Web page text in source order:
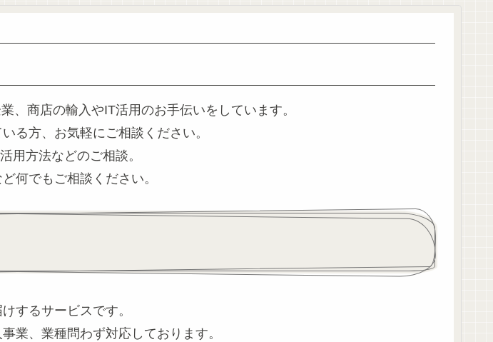
、商店の輸入やIT活用のお手伝いをしています。
る方、お気軽にご相談ください。
用方法などのご相談。
何でもご相談ください。
するサービスです。
業、業種問わず対応しております。